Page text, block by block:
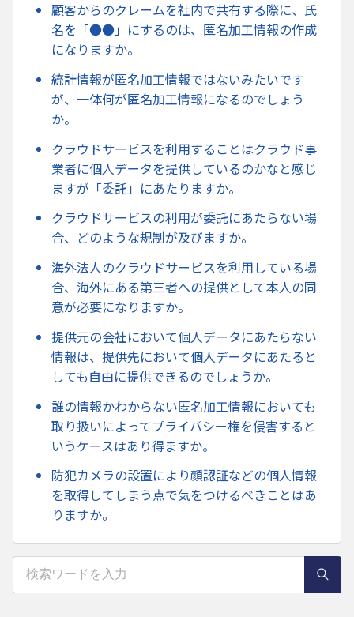
顧客からのクレームを社内で共有する際に、氏
名を「●●」にするのは、匿名加工情報の作成
になりますか。
統計情報が匿名加工情報ではないみたいです
が、一体何が匿名加工情報になるのでしょう
か。
クラウドサービスを利用することはクラウド事
業者に個人データを提供しているのかなと感じ
ますが「委託」にあたりますか。
クラウドサービスの利用が委託にあたらない場
合、どのような規制が及びますか。
海外法人のクラウドサービスを利用している場
合、海外にある第三者への提供として本人の同
意が必要になりますか。
提供元の会社において個人データにあたらない
情報は、提供先において個人データにあたると
しても自由に提供できるのでしょうか。
誰の情報かわからない匿名加工情報においても
取り扱いによってプライバシー権を侵害すると
いうケースはあり得ますか。
防犯カメラの設置により顔認証などの個人情報
を取得してしまう点で気をつけるべきことはあ
りますか。